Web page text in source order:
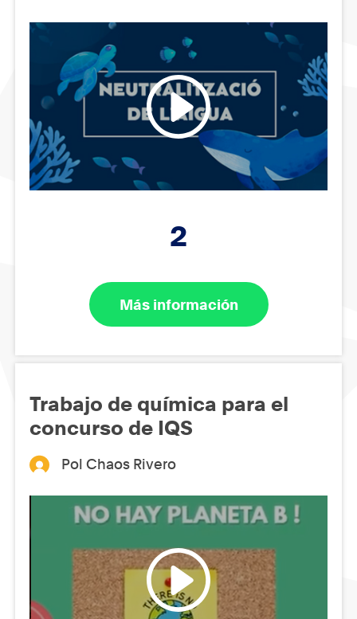
2
Más información
Trabajo de química para el
concurso de IQS
Pol Chaos Rivero